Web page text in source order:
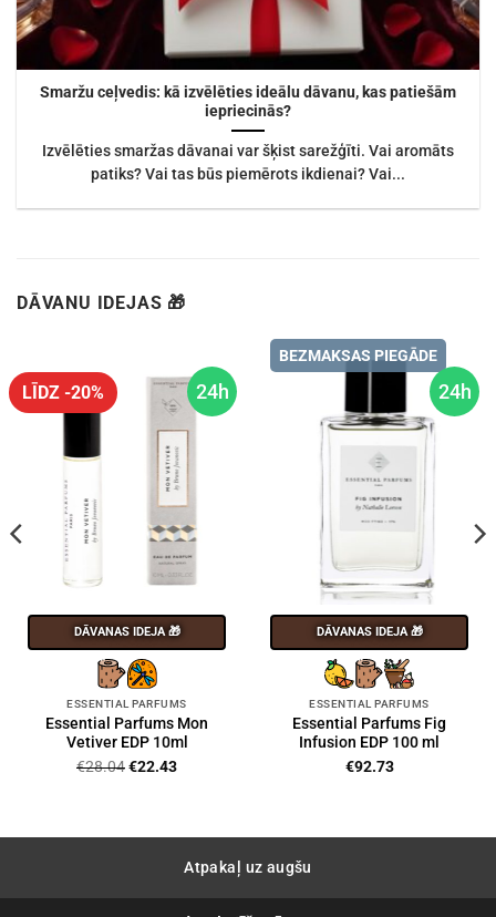
Smaržu ceļvedis: kā izvēlēties ideālu dāvanu, kas patiešām
iepriecinās?
Izvēlēties smaržas dāvanai var šķist sarežģīti. Vai aromāts
patiks? Vai tas būs piemērots ikdienai? Vai...
DĀVANU IDEJAS 🎁
24h
LĪDZ -20%
DĀVANAS IDEJA 🎁
ESSENTIAL PARFUMS
Essential Parfums Mon
Vetiver EDP 10ml
€28.04Original
€22.43Current
24h
BEZMAKSAS PIEGĀDE
DĀVANAS IDEJA 🎁
ESSENTIAL PARFUMS
Essential Parfums Fig
Infusion EDP 100 ml
€92.73
Atpakaļ uz augšu